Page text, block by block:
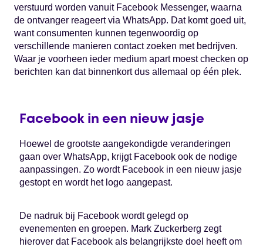
verstuurd worden vanuit Facebook Messenger, waarna
de ontvanger reageert via WhatsApp. Dat komt goed uit,
want consumenten kunnen tegenwoordig op
verschillende manieren contact zoeken met bedrijven.
Waar je voorheen ieder medium apart moest checken op
berichten kan dat binnenkort dus allemaal op één plek.
Facebook in een nieuw jasje
Hoewel de grootste aangekondigde veranderingen
gaan over WhatsApp, krijgt Facebook ook de nodige
aanpassingen. Zo wordt Facebook in een nieuw jasje
gestopt en wordt het logo aangepast.
De nadruk bij Facebook wordt gelegd op
evenementen en groepen. Mark Zuckerberg zegt
hierover dat Facebook als belangrijkste doel heeft om